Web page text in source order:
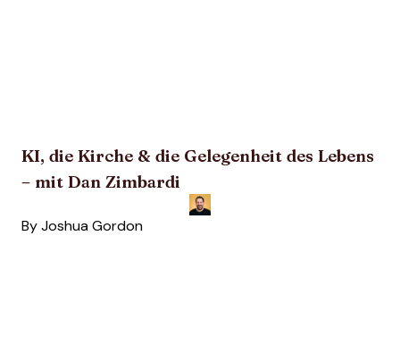
KI, die Kirche & die Gelegenheit des Lebens
– mit Dan Zimbardi
By Joshua Gordon